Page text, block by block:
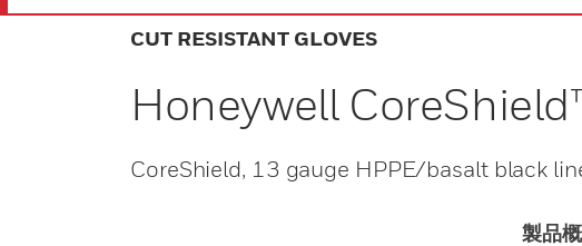
CUT RESISTANT GLOVES
Honeywell
CoreShield, 13 gauge HPPE/basalt black
製品